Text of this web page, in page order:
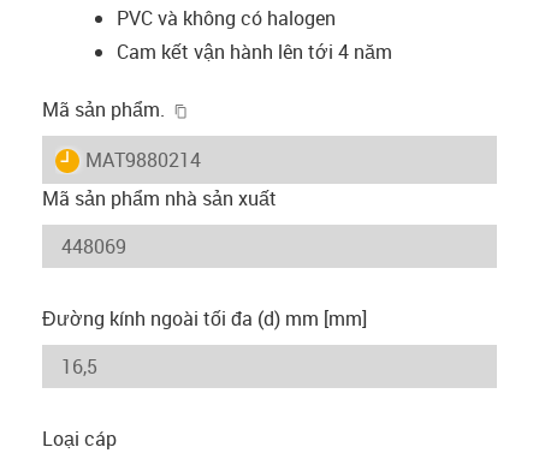
PVC và không có halogen
Cam kết vận hành lên tới 4 năm
Mã sản phẩm.
igus-icon-lieferzeit
MAT9880214
Mã sản phẩm nhà sản xuất
Đường kính ngoài tối đa (d) mm [mm]
Loại cáp